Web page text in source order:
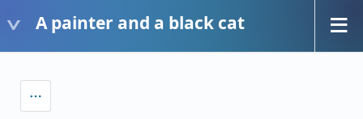
A painter and a black cat